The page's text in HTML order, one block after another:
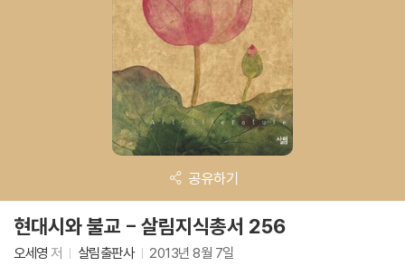
공유하기
현대시와 불교 - 살림지식총서 256
오세영 저 살림출판사 2013년 8월 7일